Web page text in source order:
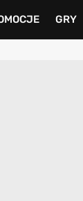
GRY